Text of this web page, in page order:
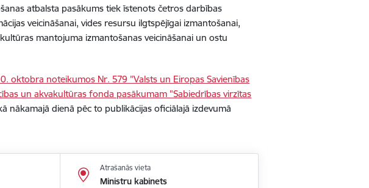
atbalsta pasākums tiek īstenots četros darbības
veicināšanai, vides resursu ilgtspējīgai izmantošanai,
mantojuma izmantošanas veicināšanai un ostu
oktobra noteikumos Nr. 579 "Valsts un Eiropas Savienības
un akvakultūras fonda pasākumam "Sabiedrības virzītas
nākamajā dienā pēc to publikācijas oficiālajā izdevumā
Atrašanās vieta
Ministru kabinets